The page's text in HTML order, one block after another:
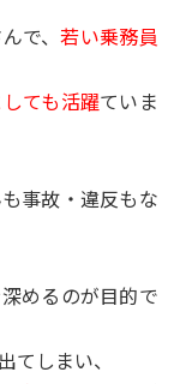
で、若い乗務員
ても活躍ていま
事故・違反もな
めるのが目的で
しまい、